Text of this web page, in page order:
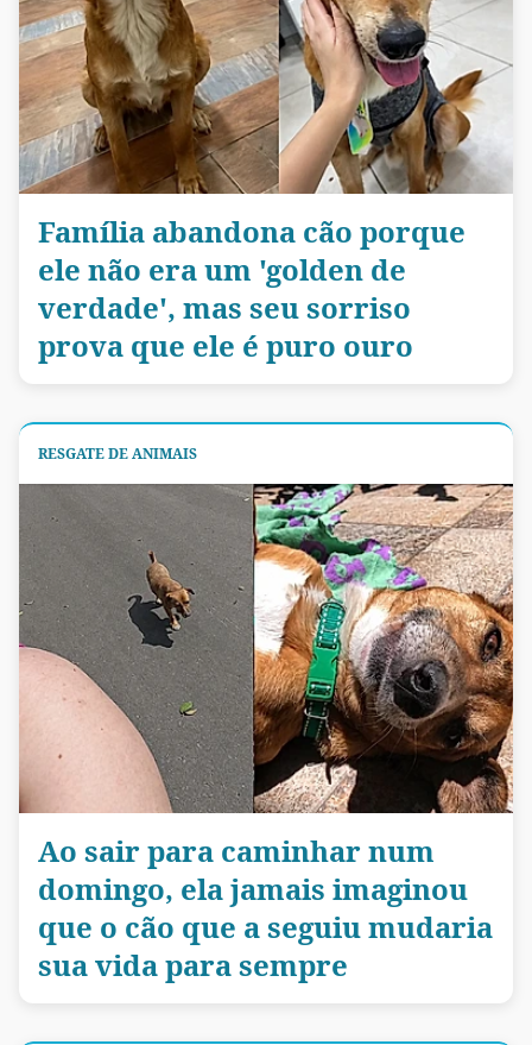
Família abandona cão porque
ele não era um 'golden de
verdade', mas seu sorriso
prova que ele é puro ouro
RESGATE DE ANIMAIS
Ao sair para caminhar num
domingo, ela jamais imaginou
que o cão que a seguiu mudaria
sua vida para sempre